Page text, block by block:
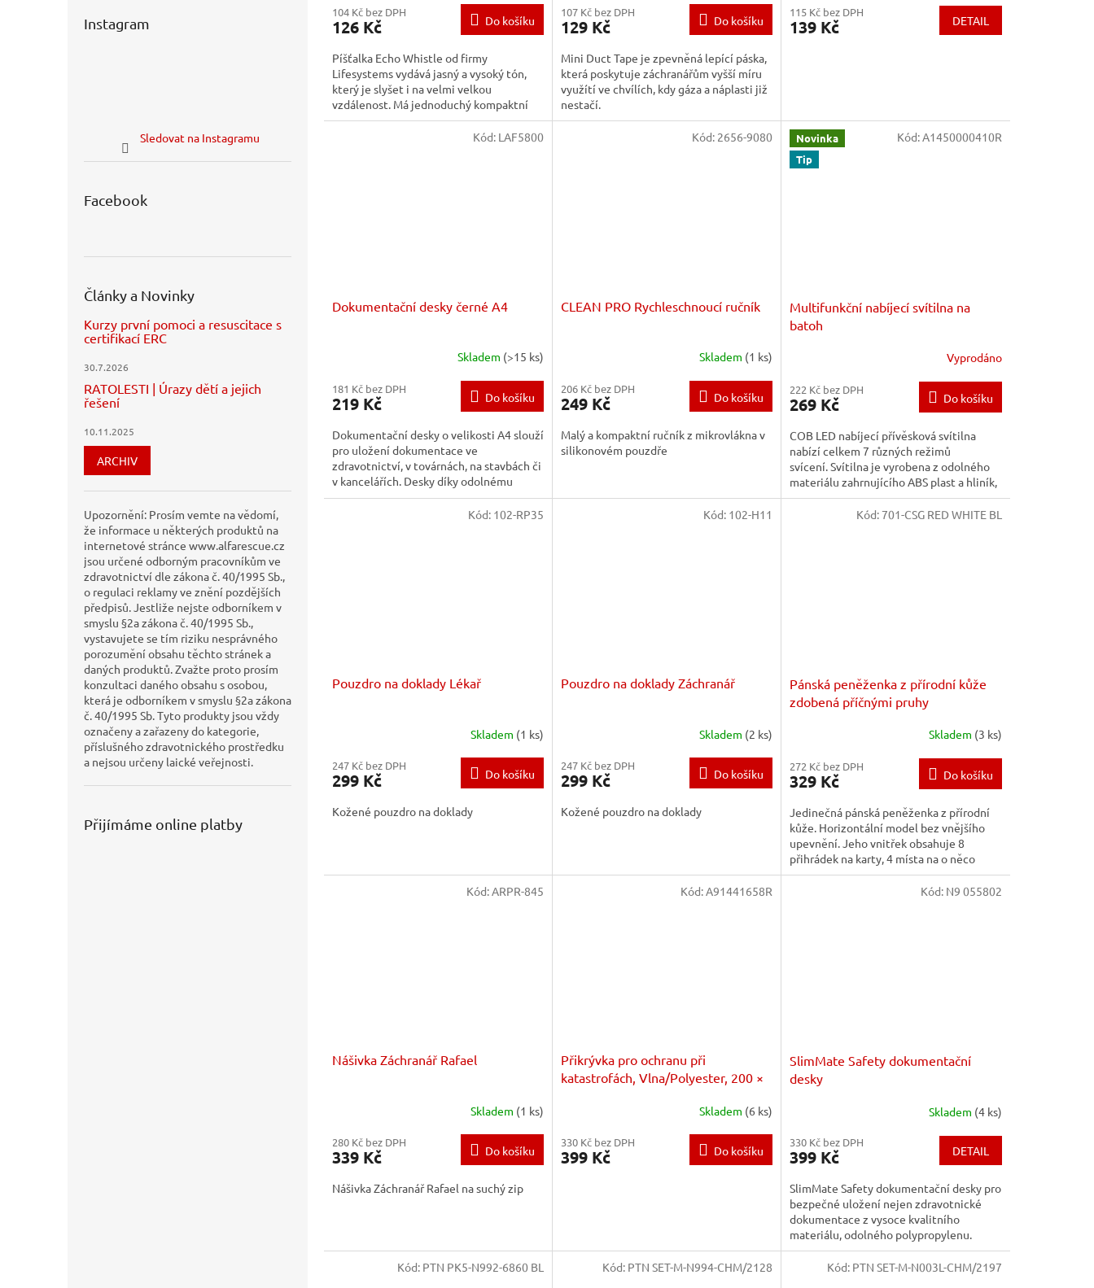
Instagram
Sledovat na Instagramu
Facebook
Články a Novinky
Kurzy první pomoci a resuscitace s
certifikací ERC
30.7.2026
RATOLESTI | Úrazy dětí a jejich
řešení
10.11.2025
ARCHIV
Upozornění: Prosím vemte na vědomí,
že informace u některých produktů na
internetové stránce www.alfarescue.cz
jsou určené odborným pracovníkům ve
zdravotnictví dle zákona č. 40/1995 Sb.,
o regulaci reklamy ve znění pozdějších
předpisů. Jestliže nejste odborníkem v
smyslu §2a zákona č. 40/1995 Sb.,
vystavujete se tím riziku nesprávného
porozumění obsahu těchto stránek a
daných produktů. Zvažte proto prosím
konzultaci daného obsahu s osobou,
která je odborníkem v smyslu §2a zákona
č. 40/1995 Sb. Tyto produkty jsou vždy
označeny a zařazeny do kategorie,
příslušného zdravotnického prostředku
a nejsou určeny laické veřejnosti.
Přijímáme online platby
104 Kč bez DPH
126 Kč Do košíku
Píšťalka Echo Whistle od firmy
Lifesystems vydává jasný a vysoký tón,
který je slyšet i na velmi velkou
vzdálenost. Má jednoduchý kompaktní
tvar s ergonometrickým designem....
107 Kč bez DPH
129 Kč Do košíku
Mini Duct Tape je zpevněná lepící páska,
která poskytuje záchranářům vyšší míru
využítí ve chvílích, kdy gáza a náplasti již
nestačí.
115 Kč bez DPH
139 Kč DETAIL
Dokumentační desky černé A4
Skladem (>15 ks)
181 Kč bez DPH
219 Kč Do košíku
Dokumentační desky o velikosti A4 slouží
pro uložení dokumentace ve
zdravotnictví, v továrnách, na stavbách či
v kancelářích. Desky díky odolnému
materiálu chrání uložené...
Kód: LAF5800
CLEAN PRO Rychleschnoucí ručník
Skladem (1 ks)
206 Kč bez DPH
249 Kč Do košíku
Malý a kompaktní ručník z mikrovlákna v
silikonovém pouzdře
Kód: 2656-9080
Novinka
Tip
Multifunkční nabíjecí svítilna na
batoh
Vyprodáno
222 Kč bez DPH
269 Kč Do košíku
COB LED nabíjecí přívěsková svítilna
nabízí celkem 7 různých režimů
svícení. Svítilna je vyrobena z odolného
materiálu zahrnujícího ABS plast a hliník,
což jí...
Kód:A1450000410R
Pouzdro na doklady Lékař
Skladem (1 ks)
247 Kč bez DPH
299 Kč Do košíku
Kožené pouzdro na doklady
Kód: 102-RP35
Pouzdro na doklady Záchranář
Skladem (2 ks)
247 Kč bez DPH
299 Kč Do košíku
Kožené pouzdro na doklady
Kód: 102-H11
Pánská peněženka z přírodní kůže
zdobená příčnými pruhy
Skladem (3 ks)
272 Kč bez DPH
329 Kč Do košíku
Jedinečná pánská peněženka z přírodní
kůže. Horizontální model bez vnějšího
upevnění. Jeho vnitřek obsahuje 8
přihrádek na karty, 4 místa na o něco
větší doklady, tedy...
Kód: 701-CSG RED WHITE BL
Nášivka Záchranář Rafael
Skladem (1 ks)
280 Kč bez DPH
339 Kč Do košíku
Nášivka Záchranář Rafael na suchý zip
Kód:ARPR-845
Přikrývka pro ochranu při
katastrofách, Vlna/Polyester, 200 ×
Skladem (6 ks)
330 Kč bez DPH
399 Kč Do košíku
Kód:A91441658R
SlimMate Safety dokumentační
desky
Skladem (4 ks)
330 Kč bez DPH
399 Kč DETAIL
SlimMate Safety dokumentační desky pro
bezpečné uložení nejen zdravotnické
dokumentace z vysoce kvalitního
materiálu, odolného polypropylenu.
SlimMate Safety dokumentační...
Kód: N9 055802
Kód: PTN PK5-N992-6860 BL Kód: PTN SET-M-N994-CHM/2128 Kód: PTN SET-M-N003L-CHM/2197